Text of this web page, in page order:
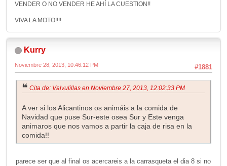
VENDER O NO VENDER HE AHÍ LA CUESTION!!
VIVA LA MOTO!!!!
Kurry
#1881
Noviembre 28, 2013, 10:46:12 PM
Cita de: Valvulillas en Noviembre 27, 2013, 12:02:33 PM
A ver si los Alicantinos os animáis a la comida de
Navidad que puse Sur-este osea Sur y Este venga
animaros que nos vamos a partir la caja de risa en la
comida!!
parece ser que al final os acercareis a la carrasqueta el dia 8 si no